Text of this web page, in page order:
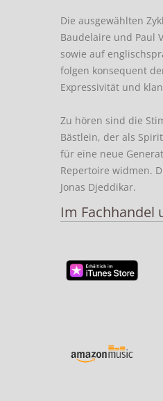
Die ausgewählten
Baudelaire und Paul
sowie auf
folgen konsequent
Expressivität und
Zu hören sind die
Bästlein, der als
für eine neue
Repertoire widmen.
Jonas Djeddikar.
Im Fachhandel